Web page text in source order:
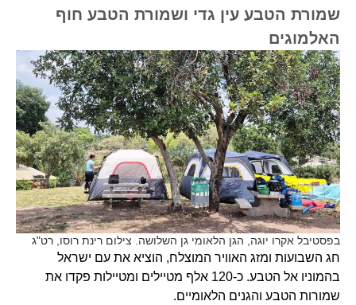
שמורת הטבע עין גדי ושמורת הטבע חוף
האלמוגים
בפסטיבל אקרו יוגה, הגן הלאומי גן השלושה. צילום רינת רוסו, רט"ג
חג השבועות ומזג האוויר המוצלח, הוציא את עם ישראל
בהמוניו אל הטבע. כ-120 אלף מטיילים ומטיילות פקדו את
שמורות הטבע והגנים הלאומיים.